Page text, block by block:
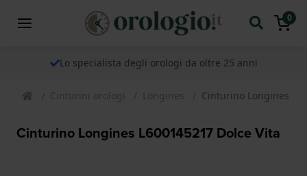
0
Lo specialista degli orologi da oltre 25 anni
Cinturini orologi Longines Cinturino Longines
Cinturino Longines L600145217 Dolce Vita